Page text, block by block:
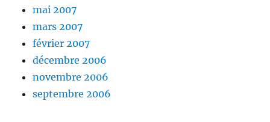
mai 2007
mars 2007
février 2007
décembre 2006
novembre 2006
septembre 2006